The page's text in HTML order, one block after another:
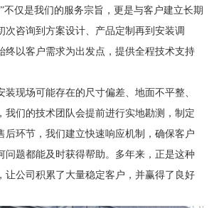
不仅是我们的服务宗旨，更是与客户建立长期
次咨询到方案设计、产品定制再到安装调
终以客户需求为出发点，提供全程技术支持
现场可能存在的尺寸偏差、地面不平整、
我们的技术团队会提前进行实地勘测，制定
后环节，我们建立快速响应机制，确保客户
问题都能及时获得帮助。多年来，正是这种
让公司积累了大量稳定客户，并赢得了良好